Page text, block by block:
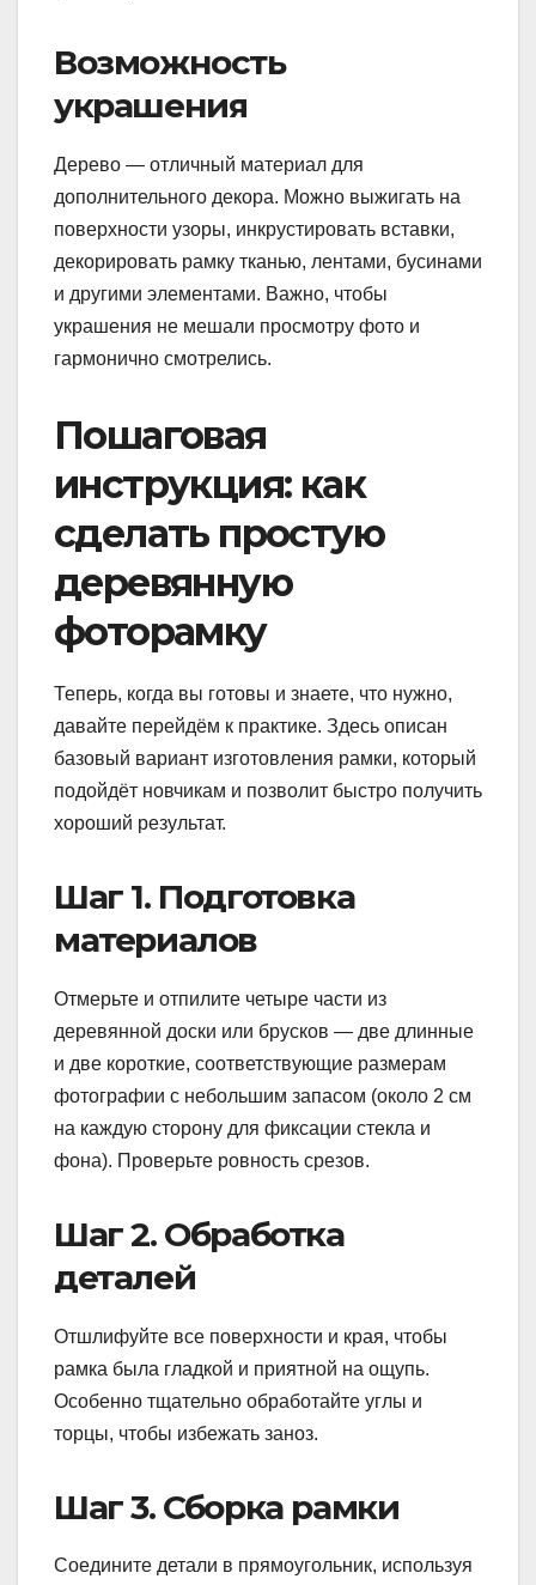
Возможность
украшения
Дерево — отличный материал для
дополнительного декора. Можно выжигать на
поверхности узоры, инкрустировать вставки,
декорировать рамку тканью, лентами, бусинами
и другими элементами. Важно, чтобы
украшения не мешали просмотру фото и
гармонично смотрелись.
Пошаговая
инструкция: как
сделать простую
деревянную
фоторамку
Теперь, когда вы готовы и знаете, что нужно,
давайте перейдём к практике. Здесь описан
базовый вариант изготовления рамки, который
подойдёт новчикам и позволит быстро получить
хороший результат.
Шаг 1. Подготовка
материалов
Отмерьте и отпилите четыре части из
деревянной доски или брусков — две длинные
и две короткие, соответствующие размерам
фотографии с небольшим запасом (около 2 см
на каждую сторону для фиксации стекла и
фона). Проверьте ровность срезов.
Шаг 2. Обработка
деталей
Отшлифуйте все поверхности и края, чтобы
рамка была гладкой и приятной на ощупь.
Особенно тщательно обработайте углы и
торцы, чтобы избежать заноз.
Шаг 3. Сборка рамки
Соедините детали в прямоугольник, используя